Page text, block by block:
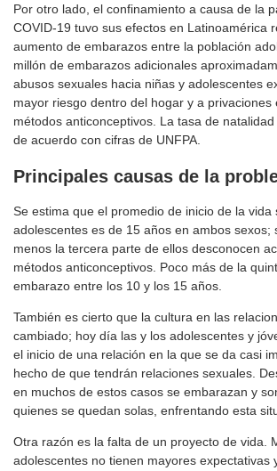
Por otro lado, el confinamiento a causa de la
COVID-19 tuvo sus efectos en Latinoamérica
aumento de embarazos entre la población
millón de embarazos adicionales
abusos sexuales hacia niñas y adolescentes
mayor riesgo dentro del hogar y a privaciones
métodos anticonceptivos. La tasa de natalidad
de acuerdo con cifras de UNFPA.
Principales causas de la
Se estima que el promedio de inicio de la vida
adolescentes es de 15 años en ambos sexos;
menos la tercera parte de ellos desconocen
métodos anticonceptivos. Poco más de la
embarazo entre los 10 y los 15 años.
También es cierto que la cultura en las
cambiado; hoy día las y los adolescentes y
el inicio de una relación en la que se da casi
hecho de que tendrán relaciones sexuales.
en muchos de estos casos se embarazan y
quienes se quedan solas, enfrentando esta
Otra razón es la falta de un proyecto de vida.
adolescentes no tienen mayores expectativas